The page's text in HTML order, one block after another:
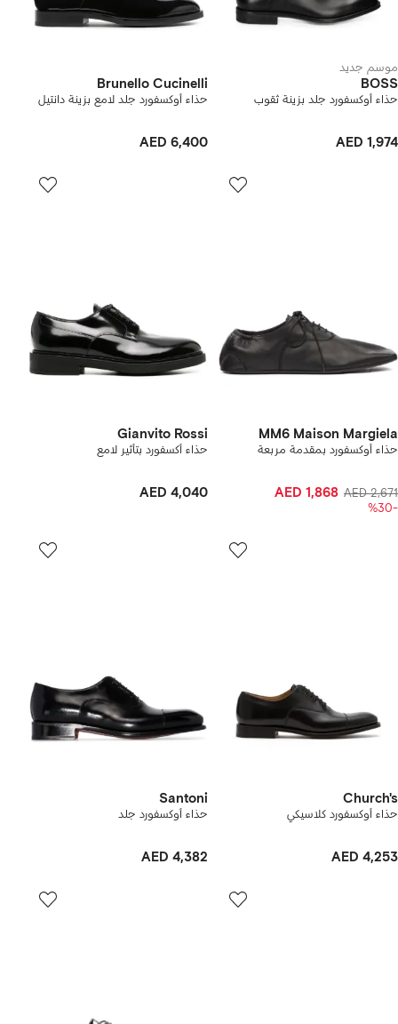
موسم جديد
BOSS
حذاء أوكسفورد جلد بزينة ثقوب
AED 1,974
Brunello Cucinelli
حذاء أوكسفورد جلد لامع بزينة دانتيل
AED 6,400
MM6 Maison Margiela
حذاء أوكسفورد بمقدمة مربعة
AED 2,671
AED 1,868
-%30
Gianvito Rossi
حذاء أكسفورد بتأثير لامع
AED 4,040
Church's
حذاء أوكسفورد كلاسيكي
AED 4,253
Santoni
حذاء أوكسفورد جلد
AED 4,382